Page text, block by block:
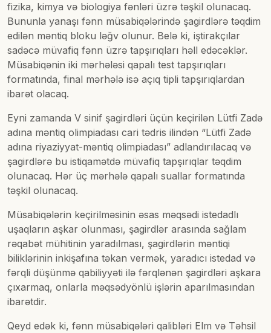
fizika, kimya və biologiya fənləri üzrə təşkil olunacaq.
Bununla yanaşı fənn müsabiqələrində şagirdlərə təqdim
edilən məntiq bloku ləğv olunur. Belə ki, iştirakçılar
sadəcə müvafiq fənn üzrə tapşırıqları həll edəcəklər.
Müsabiqənin iki mərhələsi qapalı test tapşırıqları
formatında, final mərhələ isə açıq tipli tapşırıqlardan
ibarət olacaq.
Eyni zamanda V sinif şagirdləri üçün keçirilən Lütfi Zadə
adına məntiq olimpiadası cari tədris ilindən “Lütfi Zadə
adına riyaziyyat-məntiq olimpiadası” adlandırılacaq və
şagirdlərə bu istiqamətdə müvafiq tapşırıqlar təqdim
olunacaq. Hər üç mərhələ qapalı suallar formatında
təşkil olunacaq.
Müsabiqələrin keçirilməsinin əsas məqsədi istedadlı
uşaqların aşkar olunması, şagirdlər arasında sağlam
rəqabət mühitinin yaradılması, şagirdlərin məntiqi
biliklərinin inkişafına təkan vermək, yaradıcı istedad və
fərqli düşünmə qabiliyyəti ilə fərqlənən şagirdləri aşkara
çıxarmaq, onlarla məqsədyönlü işlərin aparılmasından
ibarətdir.
Qeyd edək ki, fənn müsabiqələri qalibləri Elm və Təhsil